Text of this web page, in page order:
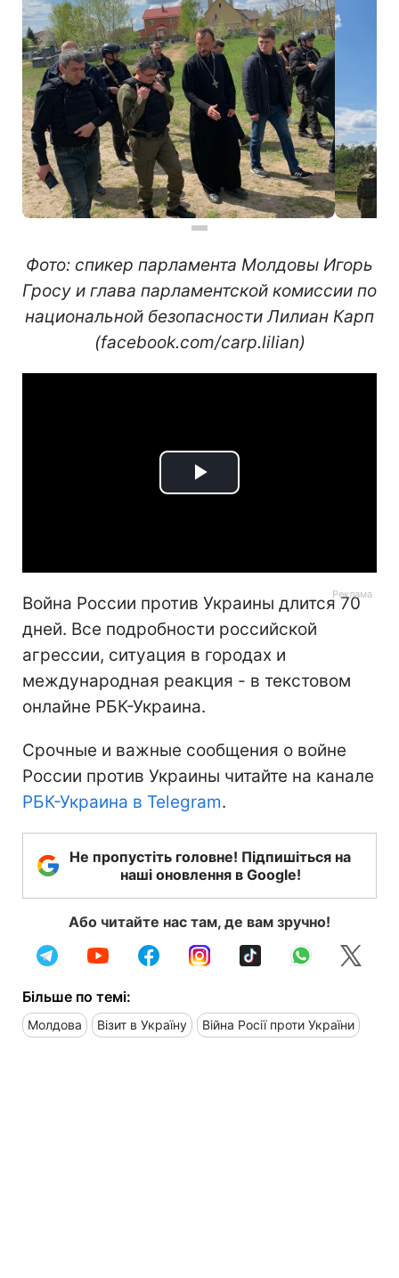
Фото: спикер парламента Молдовы Игорь
Гросу и глава парламентской комиссии по
национальной безопасности Лилиан Карп
(facebook.com/carp.lilian)
Play
Война России против Украины длится 70
дней. Все подробности российской
агрессии, ситуация в городах и
международная реакция - в текстовом
онлайне РБК-Украина.
Срочные и важные сообщения о войне
России против Украины читайте на канале
РБК-Украина в Telegram.
Не пропустіть головне! Підпишіться на
наші оновлення в Google!
Або читайте нас там, де вам зручно!
Більше по темі:
Молдова Візит в Україну Війна Росії проти України